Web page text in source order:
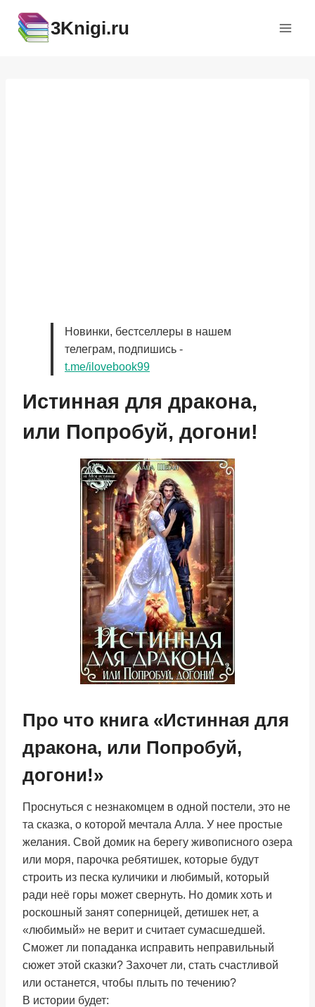
содержимому
3Knigi.ru
Новинки, бестселлеры в нашем
телеграм, подпишись -
t.me/ilovebook99
Истинная для дракона,
или Попробуй, догони!
Про что книга «Истинная для
дракона, или Попробуй,
догони!»
Проснуться с незнакомцем в одной постели, это не
та сказка, о которой мечтала Алла. У нее простые
желания. Свой домик на берегу живописного озера
или моря, парочка ребятишек, которые будут
строить из песка куличики и любимый, который
ради неё горы может свернуть. Но домик хоть и
роскошный занят соперницей, детишек нет, а
«любимый» не верит и считает сумасшедшей.
Сможет ли попаданка исправить неправильный
сюжет этой сказки? Захочет ли, стать счастливой
или останется, чтобы плыть по течению?
В истории будет: